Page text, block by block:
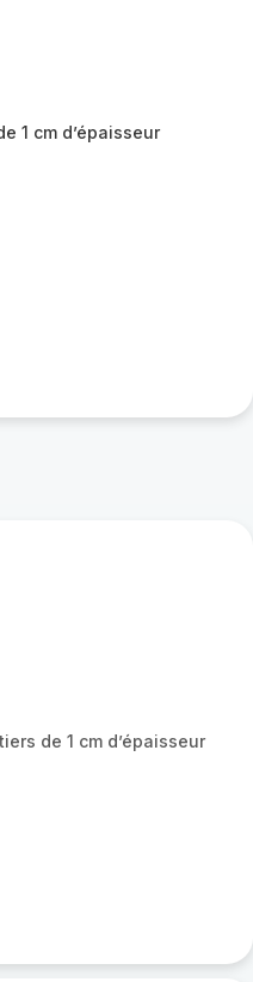
1 cm d’épaisseur
de 1 cm d’épaisseur